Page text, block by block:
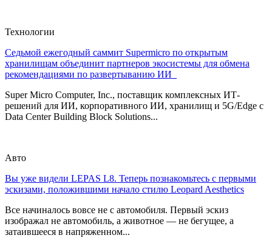
Технологии
Седьмой ежегодный саммит Supermicro по открытым
хранилищам объединит партнеров экосистемы для обмена
рекомендациями по развертыванию ИИ
Super Micro Computer, Inc., поставщик комплексных ИТ-
решений для ИИ, корпоративного ИИ, хранилищ и 5G/Edge с
Data Center Building Block Solutions...
Авто
Вы уже видели LEPAS L8. Теперь познакомьтесь с первыми
эскизами, положившими начало стилю Leopard Aesthetics
Все начиналось вовсе не с автомобиля. Первый эскиз
изображал не автомобиль, а животное — не бегущее, а
затаившееся в напряженном...